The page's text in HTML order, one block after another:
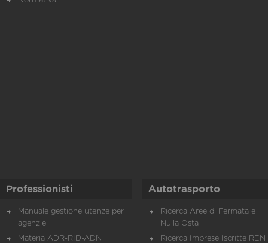
Professionisti
Manuale gestione utenze per
agenzie
Materia ADR-RID-ADN
Autotrasporto
Ricerca Aree di Fermata e
Nulla Osta
Ricerca Imprese Iscritte REN